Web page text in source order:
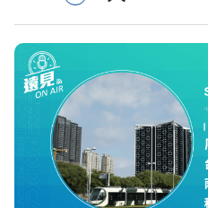
況審慎投資。 完整注意事項
Firstory Podcast 廣告 —— 在
職場的變革浪潮下，傳統大
何轉型突圍？ 本集《遠見ON
董事長黃晴雯，帶你解析遠東
造出兼顧企業獲利與社會共好
從單純百貨專櫃轉型為有溫度
零售業如何落實「EP100」能